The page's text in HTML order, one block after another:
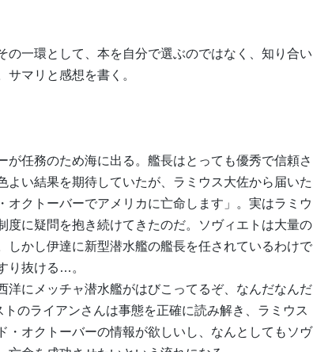
一環として、本を自分で選ぶのではなく、知り合い
マリと感想を書く。
任務のため海に出る。艦長はとっても優秀で信頼さ
い結果を期待していたが、ラミウス大佐から届いた
クトーバーでアメリカに亡命します」。実はラミウ
度に疑問を抱き続けてきたのだ。ソヴィエトは大量の
かし伊達に新型潜水艦の艦長を任されているわけで
り抜ける…。
にメッチャ潜水艦がはびこってるぞ、なんだなんだ
のライアンさんは事態を正確に読み解き、ラミウス
オクトーバーの情報が欲しいし、なんとしてもソヴ